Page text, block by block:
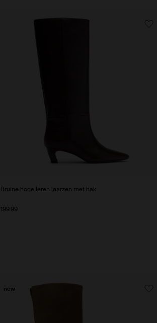
Bruine hoge leren laarzen met hak
199.99
new